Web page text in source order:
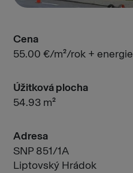
Cena
55.00 €/m²/rok + energie
Úžitková plocha
54.93 m²
Adresa
SNP 851/1A
Liptovský Hrádok